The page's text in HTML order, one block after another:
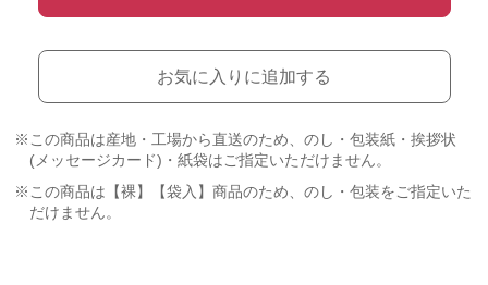
お気に入りに追加する
※この商品は産地・工場から直送のため、のし・包装紙・挨拶状
(メッセージカード)・紙袋はご指定いただけません。
※この商品は【裸】【袋入】商品のため、のし・包装をご指定いた
だけません。